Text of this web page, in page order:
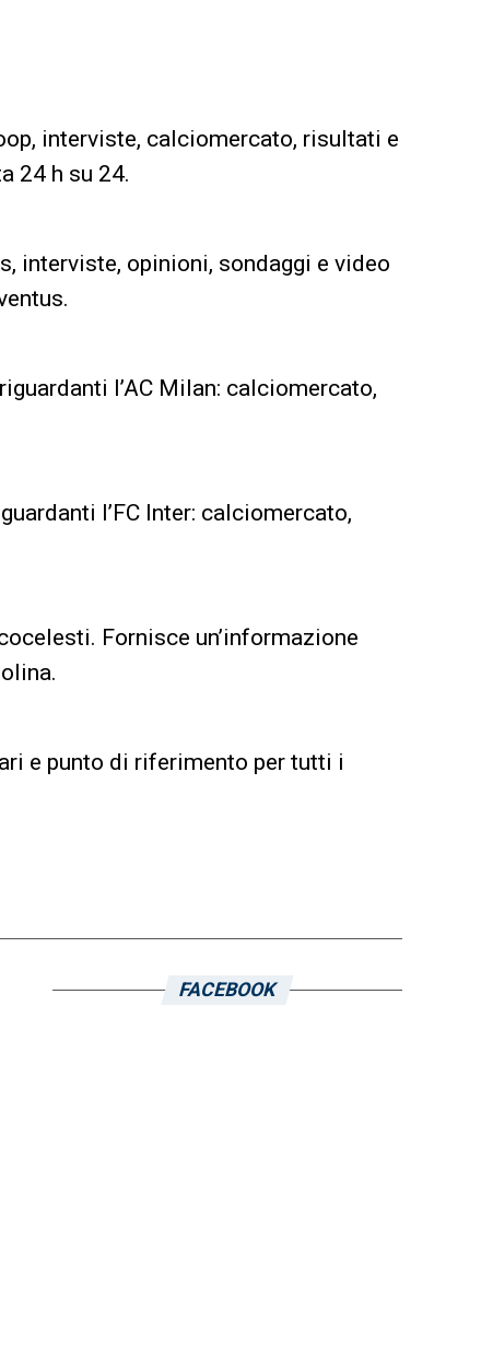
interviste, calciomercato, risultati e
24 h su 24.
interviste, opinioni, sondaggi e video
l’AC Milan: calciomercato,
l’FC Inter: calciomercato,
Fornisce un’informazione
e punto di riferimento per tutti i
FACEBOOK